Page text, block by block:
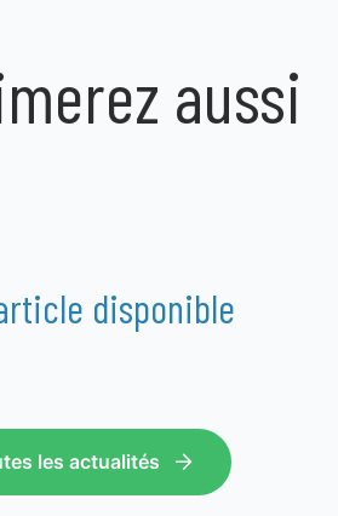
aussi
disponible
les actualités